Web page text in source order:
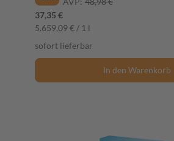
37,35 €
5.659,09 € / 1 l
sofort lieferbar
In den Warenkorb